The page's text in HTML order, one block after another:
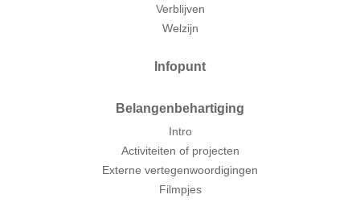
Verblijven
Welzijn
Infopunt
Belangenbehartiging
Intro
Activiteiten of projecten
Externe vertegenwoordigingen
Filmpjes